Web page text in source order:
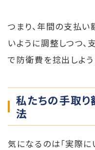
つまり、年間の支払
いように調整しつつ
で防衛費を捻出しよう
私たちの手取
法
気になるのは「実際に